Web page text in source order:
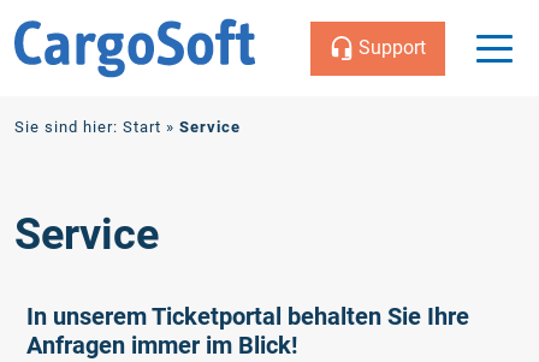
Inhalt
Support
Sie sind hier: Start » Service
Service
In unserem Ticketportal behalten Sie Ihre
Anfragen immer im Blick!